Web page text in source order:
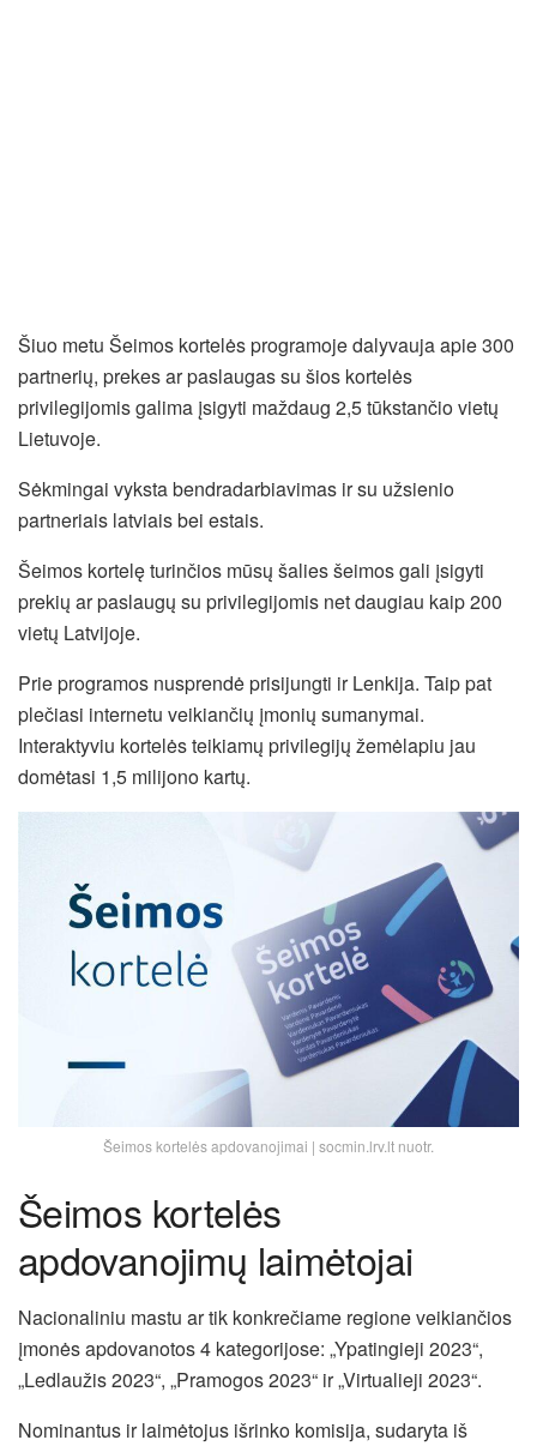
Šiuo metu Šeimos kortelės programoje dalyvauja apie 300
partnerių, prekes ar paslaugas su šios kortelės
privilegijomis galima įsigyti maždaug 2,5 tūkstančio vietų
Lietuvoje.
Sėkmingai vyksta bendradarbiavimas ir su užsienio
partneriais latviais bei estais.
Šeimos kortelę turinčios mūsų šalies šeimos gali įsigyti
prekių ar paslaugų su privilegijomis net daugiau kaip 200
vietų Latvijoje.
Prie programos nusprendė prisijungti ir Lenkija. Taip pat
plečiasi internetu veikiančių įmonių sumanymai.
Interaktyviu kortelės teikiamų privilegijų žemėlapiu jau
domėtasi 1,5 milijono kartų.
Šeimos kortelės apdovanojimai | socmin.lrv.lt nuotr.
Šeimos kortelės
apdovanojimų laimėtojai
Nacionaliniu mastu ar tik konkrečiame regione veikiančios
įmonės apdovanotos 4 kategorijose: „Ypatingieji 2023“,
„Ledlaužis 2023“, „Pramogos 2023“ ir „Virtualieji 2023“.
Nominantus ir laimėtojus išrinko komisija, sudaryta iš